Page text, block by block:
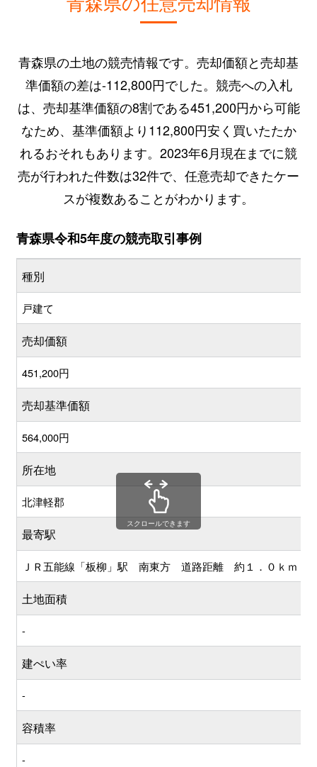
青森県の土地の競売情報です。売却価額と売却基
準価額の差は-112,800円でした。競売への入札
は、売却基準価額の8割である451,200円から可能
なため、基準価額より112,800円安く買いたたか
れるおそれもあります。2023年6月現在までに競
売が行われた件数は32件で、任意売却できたケー
スが複数あることがわかります。
青森県令和5年度の競売取引事例
種別
戸建て
売却価額
451,200円
売却基準価額
564,000円
所在地
北津軽郡
最寄駅
ＪＲ五能線「板柳」駅 南東方 道路距離 約１．０ｋｍ
土地面積
-
建ぺい率
-
容積率
-
スクロールできます